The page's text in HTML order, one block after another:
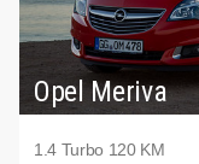
Opel Meriva
1.4 Turbo 120 KM